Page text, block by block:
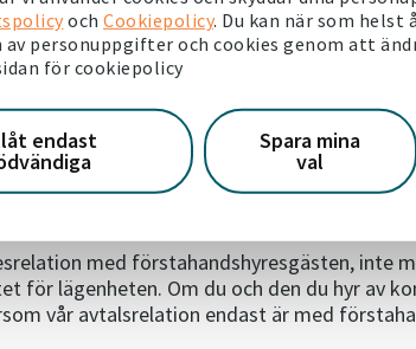
och Cookiepolicy. Du kan när som
av personuppgifter och cookies genom att
för cookiepolicy
endast Spara mina
val
annan är det du som är ansvarig för
förlorar då din hyresrätt.
med förstahandshyresgästen, inte
för lägenheten. Om du och den du hyr av
vår avtalsrelation endast är med